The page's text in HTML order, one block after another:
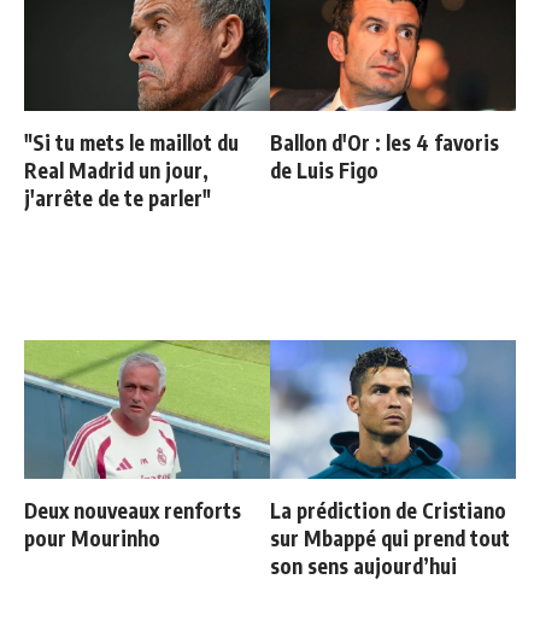
"Si tu mets le maillot du
Real Madrid un jour,
j'arrête de te parler"
Ballon d'Or : les 4 favoris
de Luis Figo
Deux nouveaux renforts
pour Mourinho
La prédiction de Cristiano
sur Mbappé qui prend tout
son sens aujourd’hui